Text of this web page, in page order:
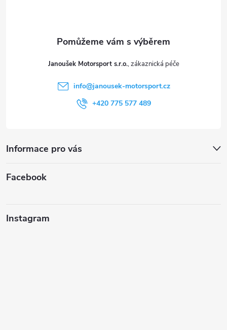
Janoušek Motorsport s.r.o.
info@janousek-motorsport.cz
+420 775 577 489
Informace pro vás
Facebook
Instagram